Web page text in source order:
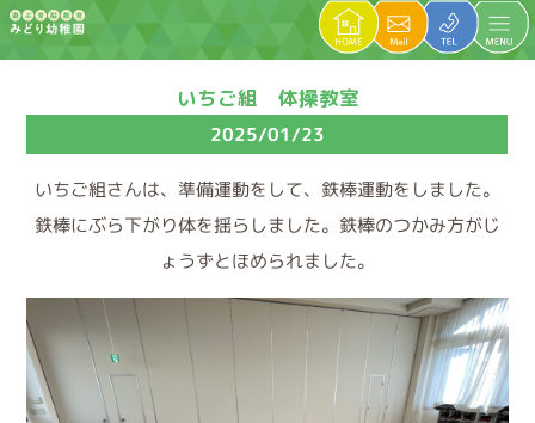
いちご組 体操教室
2025/01/23
いちご組さんは、準備運動をして、鉄棒運動をしました。
鉄棒にぶら下がり体を揺らしました。鉄棒のつかみ方がじ
ょうずとほめられました。